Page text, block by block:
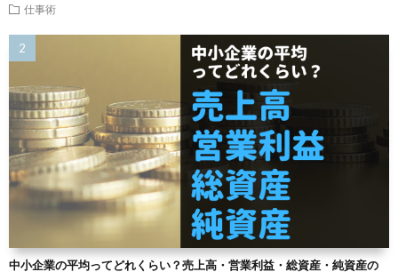
仕事術
中小企業の平均ってどれくらい？売上高・営業利益・総資産・純資産の